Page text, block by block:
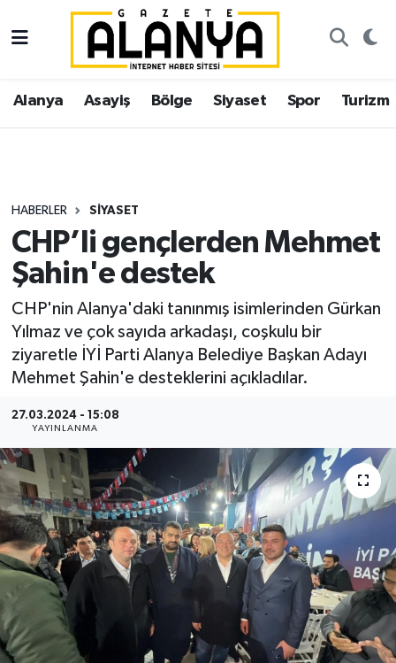
Alanya Asayiş Bölge Siyaset Spor Turizm
HABERLER SIYASET
CHP’li gençlerden Mehmet
Şahin'e destek
CHP'nin Alanya'daki tanınmış isimlerinden Gürkan
Yılmaz ve çok sayıda arkadaşı, coşkulu bir
ziyaretle İYİ Parti Alanya Belediye Başkan Adayı
Mehmet Şahin'e desteklerini açıkladılar.
27.03.2024 - 15:08
YAYINLANMA
Alanya
Asayiş
Siyaset
Spor
Ekonomi
Gazipaşa
İstanbul Nöbetçi Eczaneler
İstanbul Hava Durumu
Süper Lig Puan Durumu ve Fikstür
Tüm Manşetler
Haber Arşivi